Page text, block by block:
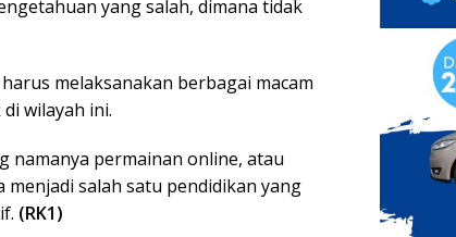
yang salah, dimana tidak
melaksanakan berbagai macam
wilayah ini.
namanya permainan online, atau
salah satu pendidikan yang
(RK1)